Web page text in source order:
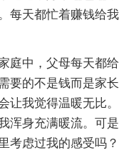
每天都忙着赚钱给我
庭中，父母每天都给
要的不是钱而是家长
让我觉得温暖无比。
浑身充满暖流。可是
考虑过我的感受吗？